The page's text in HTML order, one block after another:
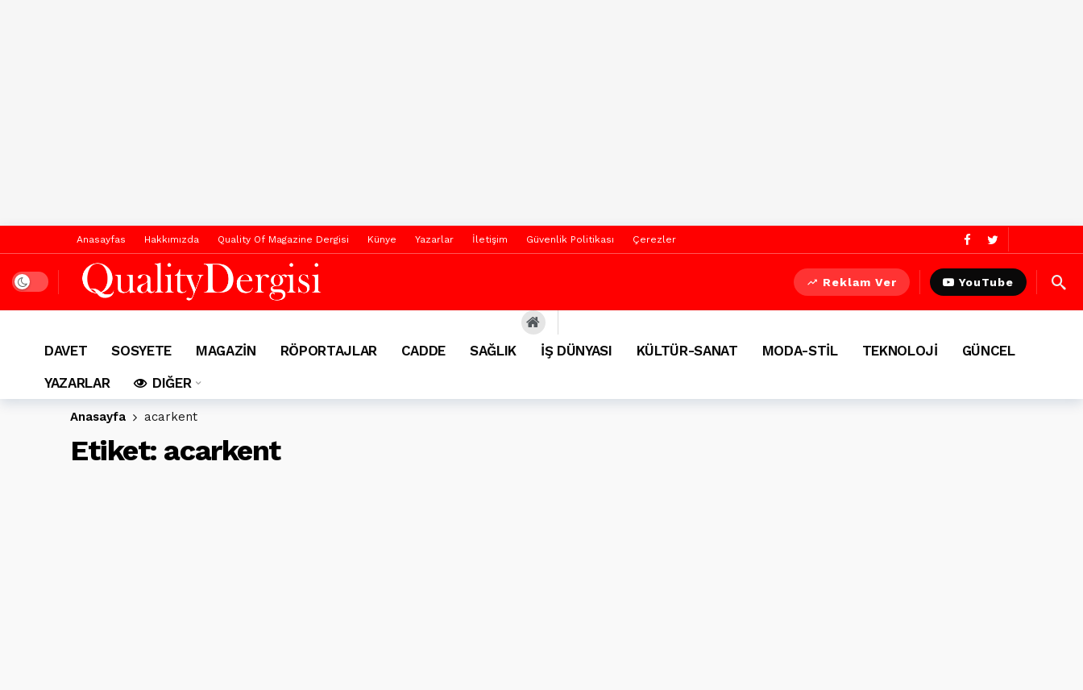
Anasayfas Hakkımızda Quality Of Magazine Dergisi Künye Yazarlar İletişim Güvenlik Politikası Çerezler
Dark mode Reklam Ver YouTube
DAVET SOSYETE MAGAZİN RÖPORTAJLAR CADDE SAĞLIK İŞ DÜNYASI KÜLTÜR-SANAT MODA-STİL TEKNOLOJİ
GÜNCEL
YAZARLAR
DIĞER
Anasayfa acarkent
Etiket: acarkent